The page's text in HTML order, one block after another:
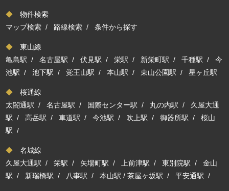
◆ 物件検索
マップ検索 / 路線検索 /条件から探す
◆ 東山線
亀島駅 /名古屋駅 /伏見駅 /栄駅 / 新栄町駅 /千種駅 /今
池駅 /池下駅 /覚王山駅 /本山駅 /東山公園駅 /星ヶ丘駅
◆ 桜通線
太閤通駅 /名古屋駅 / 国際センター駅 / 丸の内駅 / 久屋大通
駅 /高岳駅 /車道駅 /今池駅 / 吹上駅 /御器所駅 /桜山
駅 /
◆ 名城線
久屋大通駅 /栄駅 / 矢場町駅 /上前津駅 /東別院駅 /金山
駅 / 新瑞橋駅 / 八事駅 /本山駅 /茶屋ヶ坂駅 /平安通駅 /